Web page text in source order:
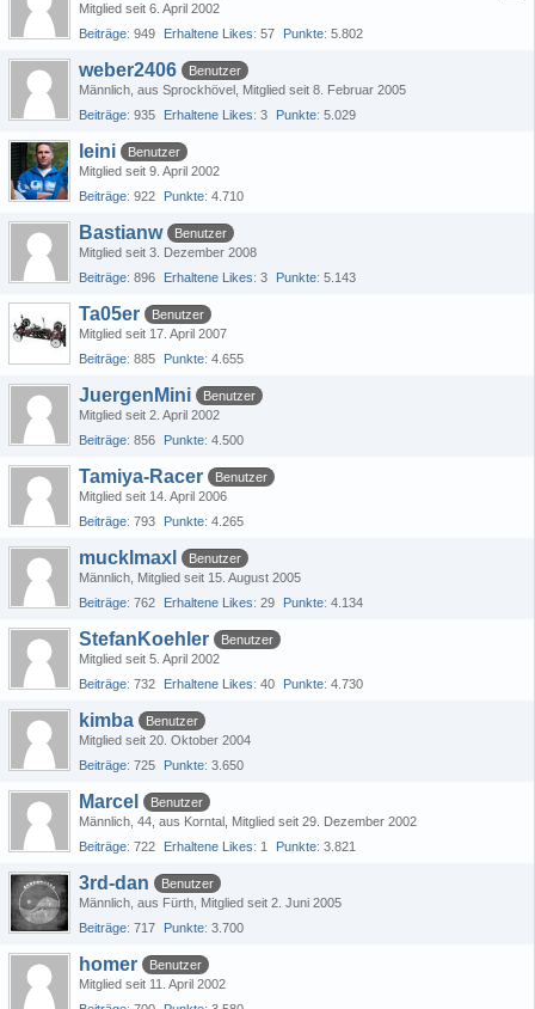
Mitglied seit 6. April 2002
Beiträge 949 Erhaltene Likes 57 Punkte 5.802
weber2406
Benutzer
Männlich aus Sprockhövel Mitglied seit 8. Februar 2005
Beiträge 935 Erhaltene Likes 3 Punkte 5.029
leini
Benutzer
Mitglied seit 9. April 2002
Beiträge 922 Punkte 4.710
Bastianw
Benutzer
Mitglied seit 3. Dezember 2008
Beiträge 896 Erhaltene Likes 3 Punkte 5.143
Ta05er
Benutzer
Mitglied seit 17. April 2007
Beiträge 885 Punkte 4.655
JuergenMini
Benutzer
Mitglied seit 2. April 2002
Beiträge 856 Punkte 4.500
Tamiya-Racer
Benutzer
Mitglied seit 14. April 2006
Beiträge 793 Punkte 4.265
mucklmaxl
Benutzer
Männlich Mitglied seit 15. August 2005
Beiträge 762 Erhaltene Likes 29 Punkte 4.134
StefanKoehler
Benutzer
Mitglied seit 5. April 2002
Beiträge 732 Erhaltene Likes 40 Punkte 4.730
kimba
Benutzer
Mitglied seit 20. Oktober 2004
Beiträge 725 Punkte 3.650
Marcel
Benutzer
Männlich 44 aus Korntal Mitglied seit 29. Dezember 2002
Beiträge 722 Erhaltene Likes 1 Punkte 3.821
3rd-dan
Benutzer
Männlich aus Fürth Mitglied seit 2. Juni 2005
Beiträge 717 Punkte 3.700
homer
Benutzer
Mitglied seit 11. April 2002